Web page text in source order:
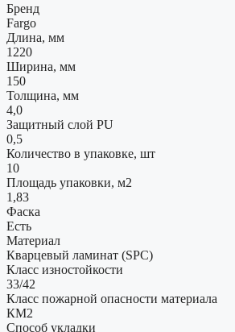
Бренд
Fargo
Длина, мм
1220
Ширина, мм
150
Толщина, мм
4,0
Защитный слой PU
0,5
Количество в упаковке, шт
10
Площадь упаковки, м2
1,83
Фаска
Есть
Материал
Кварцевый ламинат (SPC)
Класс изностойкости
33/42
Класс пожарной опасности материала
КМ2
Способ укладки